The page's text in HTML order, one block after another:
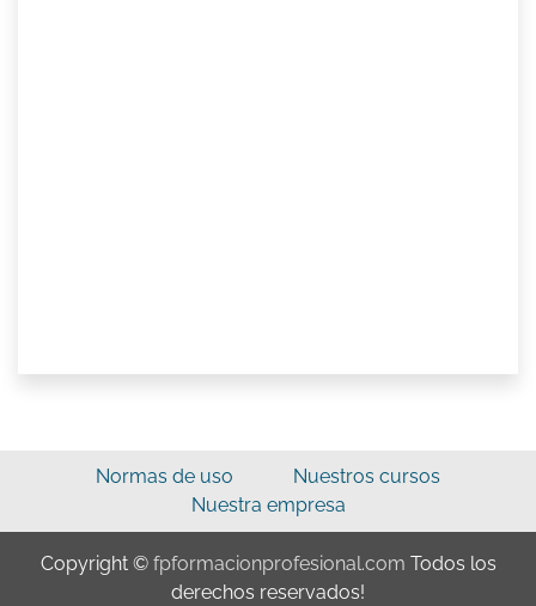
Normas de uso
Nuestros cursos
Nuestra empresa
Copyright © fpformacionprofesional.com Todos los
derechos reservados!